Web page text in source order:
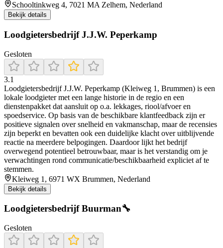
Schooltinkweg 4, 7021 MA Zelhem, Nederland
Bekijk details
Loodgietersbedrijf J.J.W. Peperkamp
Gesloten
3.1
Loodgietersbedrijf J.J.W. Peperkamp (Kleiweg 1, Brummen) is een
lokale loodgieter met een lange historie in de regio en een
dienstenpakket dat aansluit op o.a. lekkages, riool/afvoer en
spoedservice. Op basis van de beschikbare klantfeedback zijn er
positieve signalen over snelheid en vakmanschap, maar de recensies
zijn beperkt en bevatten ook een duidelijke klacht over uitblijvende
reactie na meerdere belpogingen. Daardoor lijkt het bedrijf
overwegend potentieel betrouwbaar, maar is het verstandig om je
verwachtingen rond communicatie/beschikbaarheid expliciet af te
stemmen.
Kleiweg 1, 6971 WX Brummen, Nederland
Bekijk details
Loodgietersbedrijf Buurman🔧
Gesloten